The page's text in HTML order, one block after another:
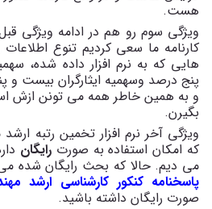
هست.
ویژگی سوم رو هم در ادامه ویژگی
کارنامه ما سعی کردیم تنوع اطلاعات
هایی که به نرم افزار داده شده،
پنج درصد وسهمیه ایثارگران بیست
و به همین خاطر همه می تونن ازش
بگیرن.
ویژگی آخر نرم افزار تخمین رتبه
که امکان استفاده به صورت رایگان
می دیم. حالا که بحث رایگان شده
پاسخنامه کنکور کارشناسی ارشد
صورت رایگان داشته باشید.